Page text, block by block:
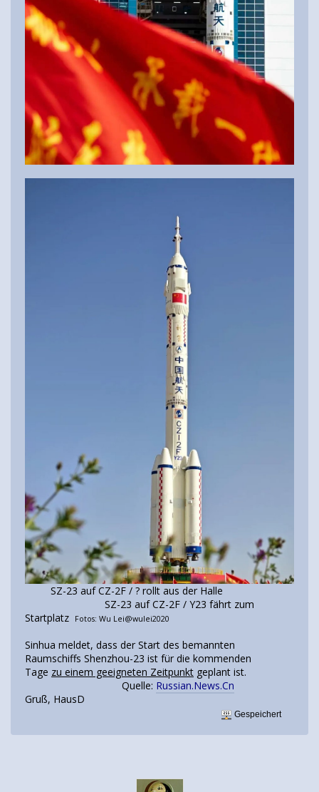
SZ-23 auf CZ-2F / ? rollt aus der Halle
SZ-23 auf CZ-2F / Y23 fährt zum
Startplatz
Fotos: Wu Lei@wulei2020
Sinhua meldet, dass der Start des bemannten
Raumschiffs Shenzhou-23 ist für die kommenden
Tage zu einem geeigneten Zeitpunkt geplant ist.
Quelle: Russian.News.Cn
Gruß, HausD
Gespeichert